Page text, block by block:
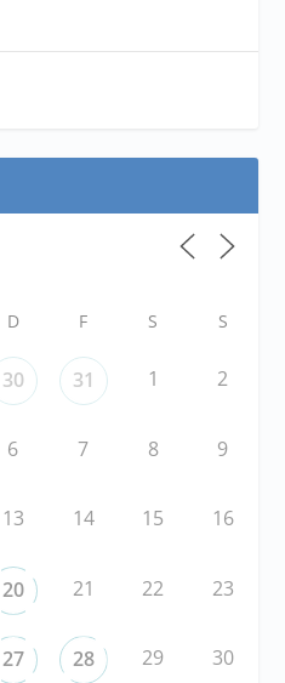
D F S S
30 31 1 2
6 7 8 9
13 14 15 16
20 21 22 23
27 28 29 30